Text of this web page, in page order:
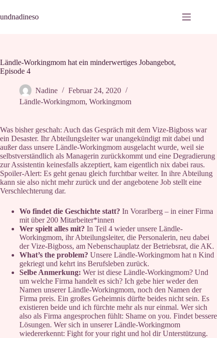
Inhalt
springen
undnadineso
Ländle-Workingmom hat ein minderwertiges Jobangebot,
Episode 4
Nadine
Februar 24, 2020
Ländle-Workingmom, Workingmom
Was bisher geschah: Auch das Gespräch mit dem Vize-Bigboss war
ein Desaster. Ihr Abteilungsleiter war unangekündigt mit dabei und
außer dass unsere Ländle-Workingmom ausgelacht wurde, weil sie
selbstverständlich als Managerin zurückkommt und eine Degradierung
zur Assistentin keinesfalls akzeptiert, kam eigentlich nix dabei raus.
Spoiler-Alert: Es geht genau gleich furchtbar weiter. In ihre Abteilung
kann sie also nicht mehr zurück und der angebotene Job stellt eine
Verschlechterung dar.
Wo findet die Geschichte statt? In Vorarlberg – in einer Firma
mit über 200 Mitarbeiter*innen
Wer spielt alles mit? In Teil 4 wieder unsere Ländle-
Workingmom, ihr Abteilungsleiter, die Personalerin, neu dabei
der Vize-Bigboss, am Nebenschauplatz der Betriebsrat, die AK.
What’s the problem? Unsere Ländle-Workingmom hat n Kind
gekriegt und kehrt ins Berufsleben zurück.
Selbe Anmerkung: Wer ist diese Ländle-Workingmom? Und
um welche Firma handelt es sich? Ich gebe hier weder den
Namen unserer Ländle-Workingmom, noch den Namen der
Firma preis. Ein großes Geheimnis dürfte beides nicht sein. Es
existieren beide und ich fürchte mehr als nur einmal. Wer sich
also als Firma angesprochen fühlt: Shame on you. Findet bessere
Lösungen. Wer sich in unserer Ländle-Workingmom
wiedererkennt: Fight for your right und hol dir Unterstützung.